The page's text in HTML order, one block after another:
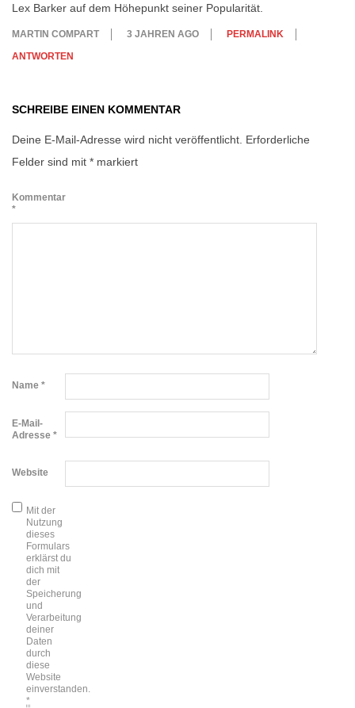
Lex Barker auf dem Höhepunkt seiner Popularität.
MARTIN COMPART 3 JAHREN AGO
PERMALINK
ANTWORTEN
SCHREIBE EINEN KOMMENTAR
Deine E-Mail-Adresse wird nicht veröffentlicht. Erforderliche
Felder sind mit * markiert
Kommentar
*
Name *
E-Mail-
Adresse *
Website
Mit der
Nutzung
dieses
Formulars
erklärst du
dich mit
der
Speicherung
und
Verarbeitung
deiner
Daten
durch
diese
Website
einverstanden.
*